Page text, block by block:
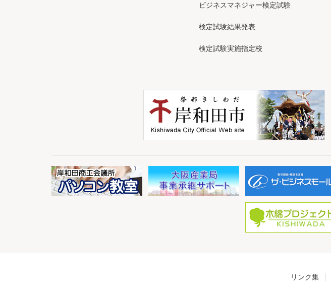
ビジネスマネジャー検定試験
検定試験結果発表
検定試験実施指定校
リンク集